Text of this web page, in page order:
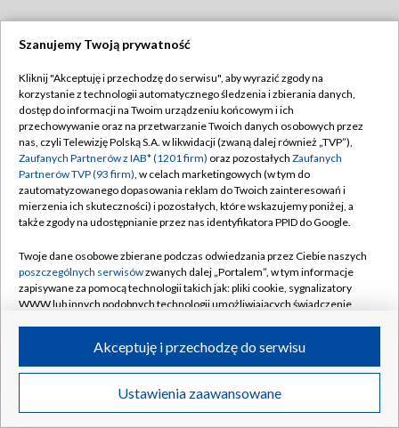
TVP
Abonament TVP
Emisja w TVP
Centrum informacji TVP
Naziemna Telewizja Cyfrowa
Rada Programowa
System NOS
Informacje o nadawcy
Program dla prasy
Ogłoszenie przetargowe
Regulamin TVP
Polityka prywatności
Moje zgody
Pomoc
Kontakt
Kanały
©2026 Telewizja Polska S.A. w likwidacji
Szanujemy Twoją prywatność
Kliknij "Akceptuję i przechodzę do serwisu", aby wyrazić zgody na
korzystanie z technologii automatycznego śledzenia i zbierania danych,
dostęp do informacji na Twoim urządzeniu końcowym i ich
przechowywanie oraz na przetwarzanie Twoich danych osobowych przez
nas, czyli Telewizję Polską S.A. w likwidacji (zwaną dalej również „TVP”),
Zaufanych Partnerów z IAB* (1201 firm) oraz pozostałych Zaufanych
Partnerów TVP (93 firm), w celach marketingowych (w tym do
zautomatyzowanego dopasowania reklam do Twoich zainteresowań i
mierzenia ich skuteczności) i pozostałych, które wskazujemy poniżej, a
także zgody na udostępnianie przez nas identyfikatora PPID do Google.
Twoje dane osobowe zbierane podczas odwiedzania przez Ciebie naszych
poszczególnych serwisówzwanych dalej „Portalem”, w tym informacje
zapisywane za pomocą technologii takich jak: pliki cookie, sygnalizatory
WWW lub innych podobnych technologii umożliwiających świadczenie
ruchu w Internecie.
Twoje dane osobowe zbierane podczas odwiedzania przez Ciebie
poszczególnych serwisówna Portalu, takie jak adresy IP, identyfikatory
Ustawienia zaawansowane
Akceptuję i przechodzę do serwisu